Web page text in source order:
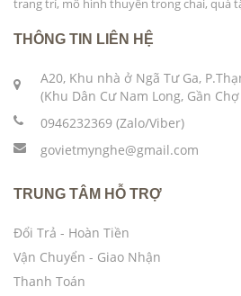
trang trí, mô hình thuyền trong chai, quà
THÔNG TIN LIÊN HỆ
A20, Khu nhà ở Ngã Tư Ga,
(Khu Dân Cư Nam Long, Gần
0946232369 (Zalo/Viber)
govietmynghe@gmail.com
TRUNG TÂM HỖ TRỢ
Đổi Trả - Hoàn Tiền
Vận Chuyển - Giao Nhận
Thanh Toán